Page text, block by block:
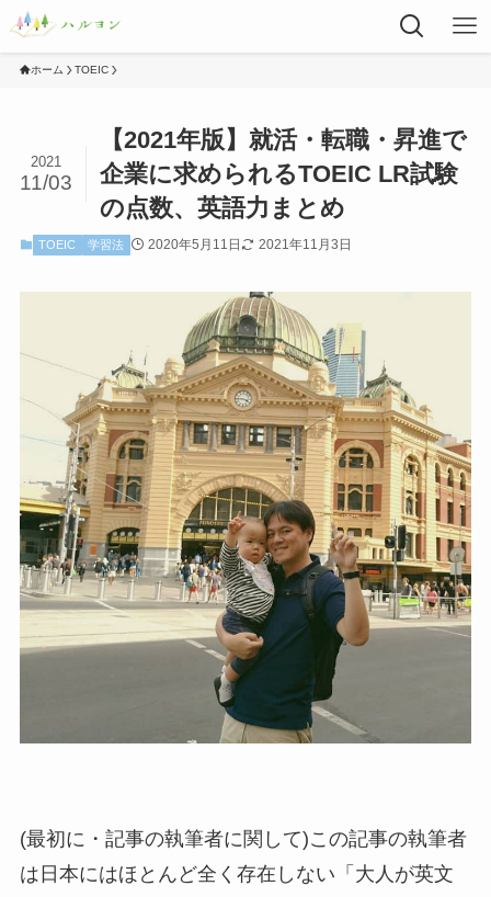
ホーム TOEIC
【2021年版】就活・転職・昇進で
企業に求められるTOEIC LR試験
の点数、英語力まとめ
2021
11/03
TOEIC 学習法 2020年5月11日 2021年11月3日
(最初に・記事の執筆者に関して)この記事の執筆者
は日本にはほとんど全く存在しない「大人が英文